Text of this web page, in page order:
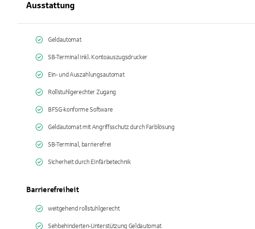
Ausstattung
Geldautomat
SB-Terminal inkl. Kontoauszugsdrucker
Ein- und Auszahlungsautomat
Rollstuhlgerechter Zugang
BFSG-konforme Software
Geldautomat mit Angriffsschutz durch Farblösung
SB-Terminal, barrierefrei
Sicherheit durch Einfärbetechnik
Barrierefreiheit
weitgehend rollstuhlgerecht
Sehbehinderten-Unterstützung Geldautomat